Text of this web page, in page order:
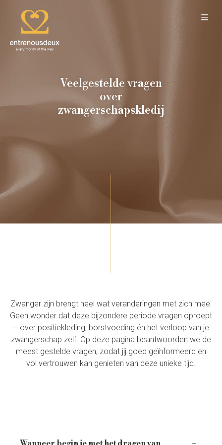
Veelgestelde vragen
over
zwangerschapskledij
Zwanger zijn brengt heel wat veranderingen met zich mee.
Geen wonder dat deze bijzondere periode vragen oproept
– over positiekleding, borstvoeding én het verloop van je
zwangerschap zelf. Op deze pagina beantwoorden we de
meest gestelde vragen, zodat jij goed geïnformeerd en
vol vertrouwen kan genieten van deze unieke tijd.